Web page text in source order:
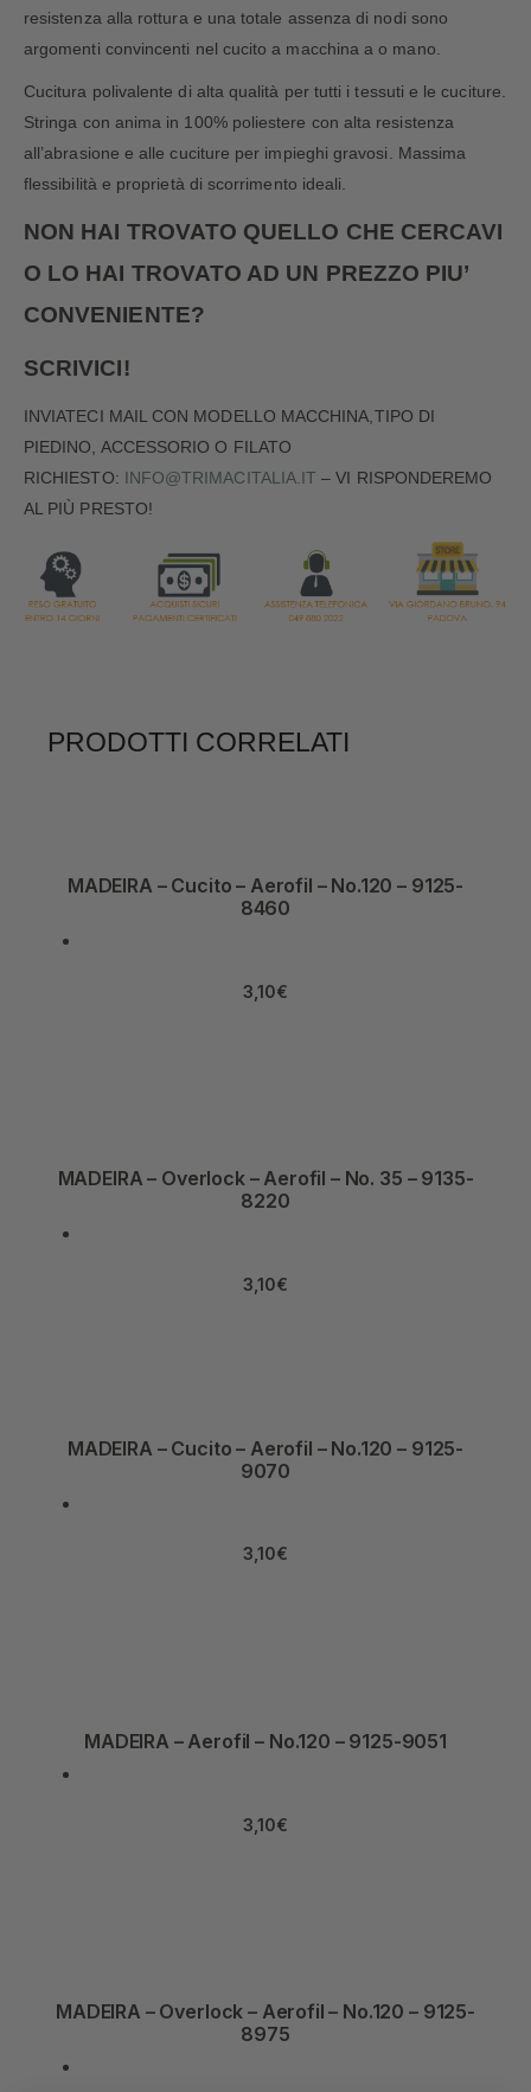
resistenza alla rottura e una totale assenza di nodi sono
argomenti convincenti nel cucito a macchina a o mano.
Cucitura polivalente di alta qualità per tutti i tessuti e le cuciture.
Stringa con anima in 100% poliestere con alta resistenza
all’abrasione e alle cuciture per impieghi gravosi. Massima
flessibilità e proprietà di scorrimento ideali.
NON HAI TROVATO QUELLO CHE CERCAVI
O LO HAI TROVATO AD UN PREZZO PIU’
CONVENIENTE?
SCRIVICI!
INVIATECI MAIL CON MODELLO MACCHINA,TIPO DI
PIEDINO, ACCESSORIO O FILATO
RICHIESTO: INFO@TRIMACITALIA.IT – VI RISPONDEREMO
AL PIÙ PRESTO!
PRODOTTI CORRELATI
MADEIRA – Cucito – Aerofil – No.120 – 9125-
8460
3,10€
MADEIRA – Overlock – Aerofil – No. 35 – 9135-
8220
3,10€
MADEIRA – Cucito – Aerofil – No.120 – 9125-
9070
3,10€
MADEIRA – Aerofil – No.120 – 9125-9051
3,10€
MADEIRA – Overlock – Aerofil – No.120 – 9125-
8975